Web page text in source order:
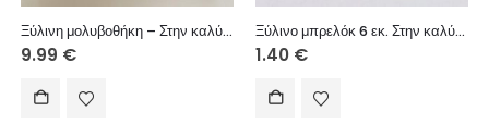
Ξύλινη μολυβοθήκη – Στην καλύτερη πολιτική μηχανικό
9.99 €
Ξύλινο μπρελόκ 6 εκ. Στην καλύτερη φίλη
1.40 €